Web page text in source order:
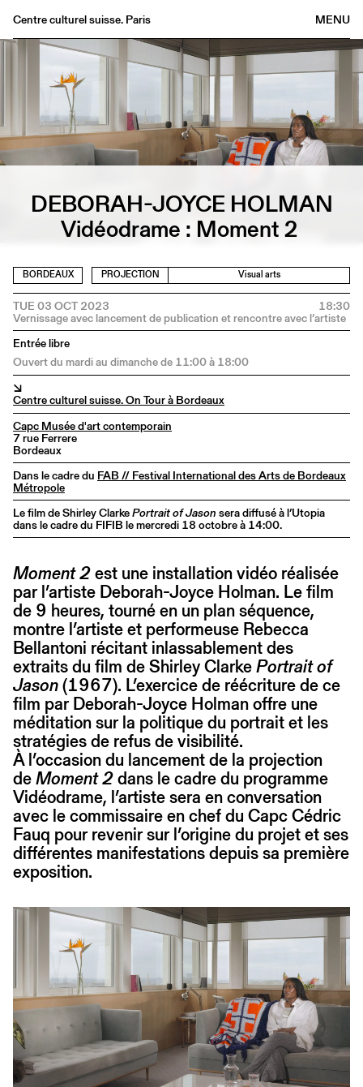
MENU
Centre culturel suisse. Paris
Agenda
Bookshop
Archives
AboutDEBORAH-JOYCE HOLMAN
Vidéodrame : Moment 2
BORDEAUX PROJECTION Visual arts
TUE 03 OCT 2023 18:30
Entrée libre
Ouvert du mardi au dimanche de 11:00 à 18:00
↘
Centre culturel suisse. On Tour à Bordeaux
Capc Musée d'art contemporain
7 rue Ferrere
Bordeaux
Dans le cadre du FAB // Festival International des Arts de Bordeaux
Métropole
Le film de Shirley ClarkePortrait of Jason sera diffusé à l’Utopia
dans le cadre du FIFIB le mercredi 18 octobre à 14:00.
Moment 2est une installation vidéo réalisée
par l’artiste Deborah-Joyce Holman. Le film
de 9 heures, tourné en un plan séquence,
montre l’artiste et performeuse Rebecca
Bellantoni récitant inlassablement des
extraits du film de Shirley ClarkePortrait of
Jason(1967). L’exercice de réécriture de ce
film par Deborah-Joyce Holman offre une
méditation sur la politique du portrait et les
stratégies de refus de visibilité.
À l’occasion du lancement de la projection
deMoment 2dans le cadre du programme
Vidéodrame, l’artiste sera en conversation
avec le commissaire en chef du Capc Cédric
Fauq pour revenir sur l’origine du projet et ses
différentes manifestations depuis sa première
exposition.